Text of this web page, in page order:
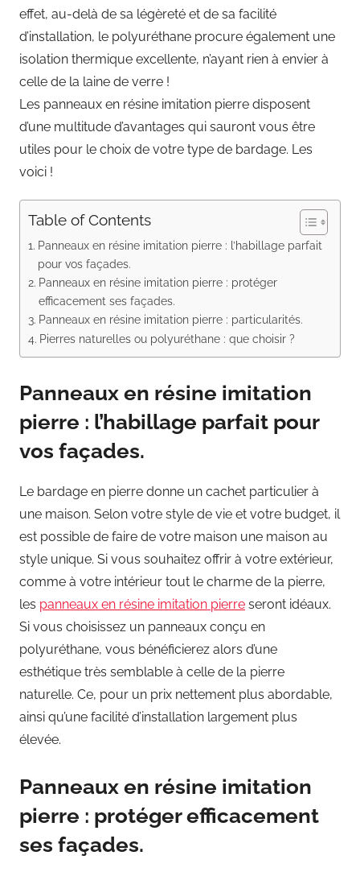
effet, au-delà de sa légèreté et de sa facilité
d’installation, le polyuréthane procure également une
isolation thermique excellente, n’ayant rien à envier à
celle de la laine de verre !
Les panneaux en résine imitation pierre disposent
d’une multitude d’avantages qui sauront vous être
utiles pour le choix de votre type de bardage. Les
voici !
Table of Contents
Panneaux en résine imitation pierre : l’habillage parfait
pour vos façades.
Panneaux en résine imitation pierre : protéger
efficacement ses façades.
Panneaux en résine imitation pierre : particularités.
Pierres naturelles ou polyuréthane : que choisir ?
Panneaux en résine imitation
pierre : l’habillage parfait pour
vos façades.
Le bardage en pierre donne un cachet particulier à
une maison. Selon votre style de vie et votre budget, il
est possible de faire de votre maison une maison au
style unique. Si vous souhaitez offrir à votre extérieur,
comme à votre intérieur tout le charme de la pierre,
les panneaux en résine imitation pierre seront idéaux.
Si vous choisissez un panneaux conçu en
polyuréthane, vous bénéficierez alors d’une
esthétique très semblable à celle de la pierre
naturelle. Ce, pour un prix nettement plus abordable,
ainsi qu’une facilité d’installation largement plus
élevée.
Panneaux en résine imitation
pierre : protéger efficacement
ses façades.